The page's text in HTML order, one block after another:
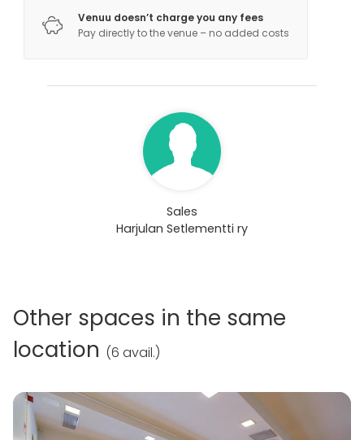
Venuu doesn’t charge you any fees
Pay directly to the venue – no added costs
Sales
Harjulan Setlementti ry
Other spaces in the same
location (6 avail.)